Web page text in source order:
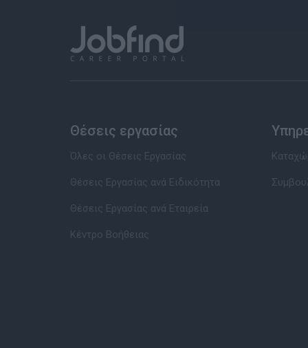
Θέσεις εργασίας
Όλες οι Θέσεις Εργασίας
Θέσεις Εργασίας ανά Ειδικότητα
Θέσεις Εργασίας ανά Εταιρεία
Κέντρο Βοήθειας